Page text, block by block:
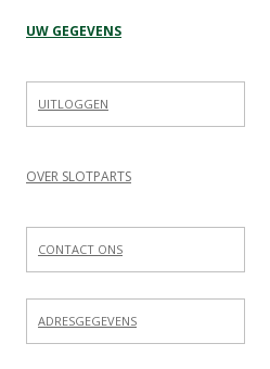
UW GEGEVENS
UITLOGGEN
OVER SLOTPARTS
CONTACT ONS
ADRESGEGEVENS